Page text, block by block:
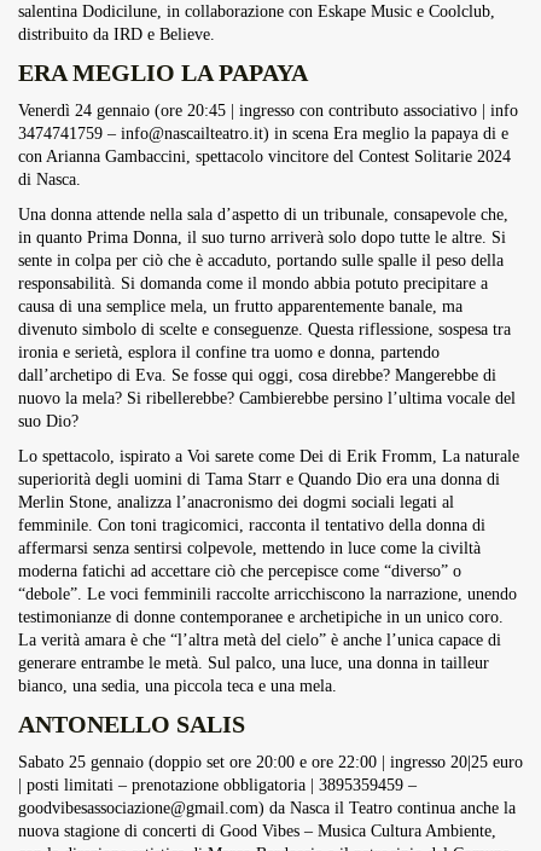
salentina Dodicilune, in collaborazione con Eskape Music e Coolclub,
distribuito da IRD e Believe.
ERA MEGLIO LA PAPAYA
Venerdì 24 gennaio (ore 20:45 | ingresso con contributo associativo | info
3474741759 – info@nascailteatro.it) in scena Era meglio la papaya di e
con Arianna Gambaccini, spettacolo vincitore del Contest Solitarie 2024
di Nasca.
Una donna attende nella sala d’aspetto di un tribunale, consapevole che,
in quanto Prima Donna, il suo turno arriverà solo dopo tutte le altre. Si
sente in colpa per ciò che è accaduto, portando sulle spalle il peso della
responsabilità. Si domanda come il mondo abbia potuto precipitare a
causa di una semplice mela, un frutto apparentemente banale, ma
divenuto simbolo di scelte e conseguenze. Questa riflessione, sospesa tra
ironia e serietà, esplora il confine tra uomo e donna, partendo
dall’archetipo di Eva. Se fosse qui oggi, cosa direbbe? Mangerebbe di
nuovo la mela? Si ribellerebbe? Cambierebbe persino l’ultima vocale del
suo Dio?
Lo spettacolo, ispirato a Voi sarete come Dei di Erik Fromm, La naturale
superiorità degli uomini di Tama Starr e Quando Dio era una donna di
Merlin Stone, analizza l’anacronismo dei dogmi sociali legati al
femminile. Con toni tragicomici, racconta il tentativo della donna di
affermarsi senza sentirsi colpevole, mettendo in luce come la civiltà
moderna fatichi ad accettare ciò che percepisce come “diverso” o
“debole”. Le voci femminili raccolte arricchiscono la narrazione, unendo
testimonianze di donne contemporanee e archetipiche in un unico coro.
La verità amara è che “l’altra metà del cielo” è anche l’unica capace di
generare entrambe le metà. Sul palco, una luce, una donna in tailleur
bianco, una sedia, una piccola teca e una mela.
ANTONELLO SALIS
Sabato 25 gennaio (doppio set ore 20:00 e ore 22:00 | ingresso 20|25 euro
| posti limitati – prenotazione obbligatoria | 3895359459 –
goodvibesassociazione@gmail.com) da Nasca il Teatro continua anche la
nuova stagione di concerti di Good Vibes – Musica Cultura Ambiente,